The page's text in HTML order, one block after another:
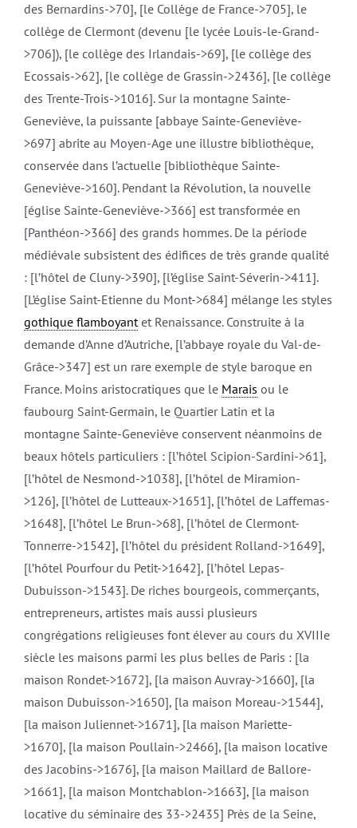
des Bernardins->70], [le Collège de France->705], le
collège de Clermont (devenu [le lycée Louis-le-Grand-
>706]), [le collège des Irlandais->69], [le collège des
Ecossais->62], [le collège de Grassin->2436], [le collège
des Trente-Trois->1016]. Sur la montagne Sainte-
Geneviève, la puissante [abbaye Sainte-Geneviève-
>697] abrite au Moyen-Age une illustre bibliothèque,
conservée dans l’actuelle [bibliothèque Sainte-
Geneviève->160]. Pendant la Révolution, la nouvelle
[église Sainte-Geneviève->366] est transformée en
[Panthéon->366] des grands hommes. De la période
médiévale subsistent des édifices de très grande qualité
: [l’hôtel de Cluny->390], [l’église Saint-Séverin->411].
[L’église Saint-Etienne du Mont->684] mélange les styles
gothique flamboyantet Renaissance. Construite à la
demande d’Anne d’Autriche, [l’abbaye royale du Val-de-
Grâce->347] est un rare exemple de style baroque en
France. Moins aristocratiques que le Marais ou le
faubourg Saint-Germain, le Quartier Latin et la
montagne Sainte-Geneviève conservent néanmoins de
beaux hôtels particuliers : [l’hôtel Scipion-Sardini->61],
[l’hôtel de Nesmond->1038], [l’hôtel de Miramion-
>126], [l’hôtel de Lutteaux->1651], [l’hôtel de Laffemas-
>1648], [l’hôtel Le Brun->68], [l’hôtel de Clermont-
Tonnerre->1542], [l’hôtel du président Rolland->1649],
[l’hôtel Pourfour du Petit->1642], [l’hôtel Lepas-
Dubuisson->1543]. De riches bourgeois, commerçants,
entrepreneurs, artistes mais aussi plusieurs
congrégations religieuses font élever au cours du XVIIIe
siècle les maisons parmi les plus belles de Paris : [la
maison Rondet->1672], [la maison Auvray->1660], [la
maison Dubuisson->1650], [la maison Moreau->1544],
[la maison Juliennet->1671], [la maison Mariette-
>1670], [la maison Poullain->2466], [la maison locative
des Jacobins->1676], [la maison Maillard de Ballore-
>1661], [la maison Montchablon->1663], [la maison
locative du séminaire des 33->2435] Près de la Seine,